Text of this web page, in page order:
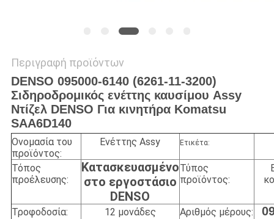
Περιγραφή προϊόντων
DENSO 095000-6140 (6261-11-3200)
Σιδηροδρομικός ενέττης καυσίμου Assy
Ντίζελ DENSO Για κινητήρα Komatsu
SAA6D140
Ονομασία του
προϊόντος:
Ενέττης Assy Ετικέτα:
Τόπος
προέλευσης:
Κατασκευασμένο
στο εργοστάσιο
DENSO
Τύπος
προϊόντος:
Τροφοδοσία: 12 μονάδες Αριθμός μέρους: